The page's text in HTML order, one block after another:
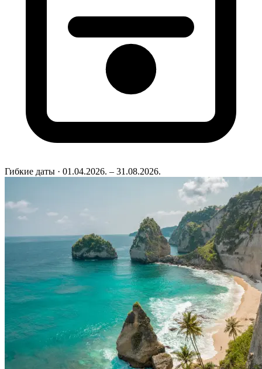
Гибкие даты · 01.04.2026. – 31.08.2026.